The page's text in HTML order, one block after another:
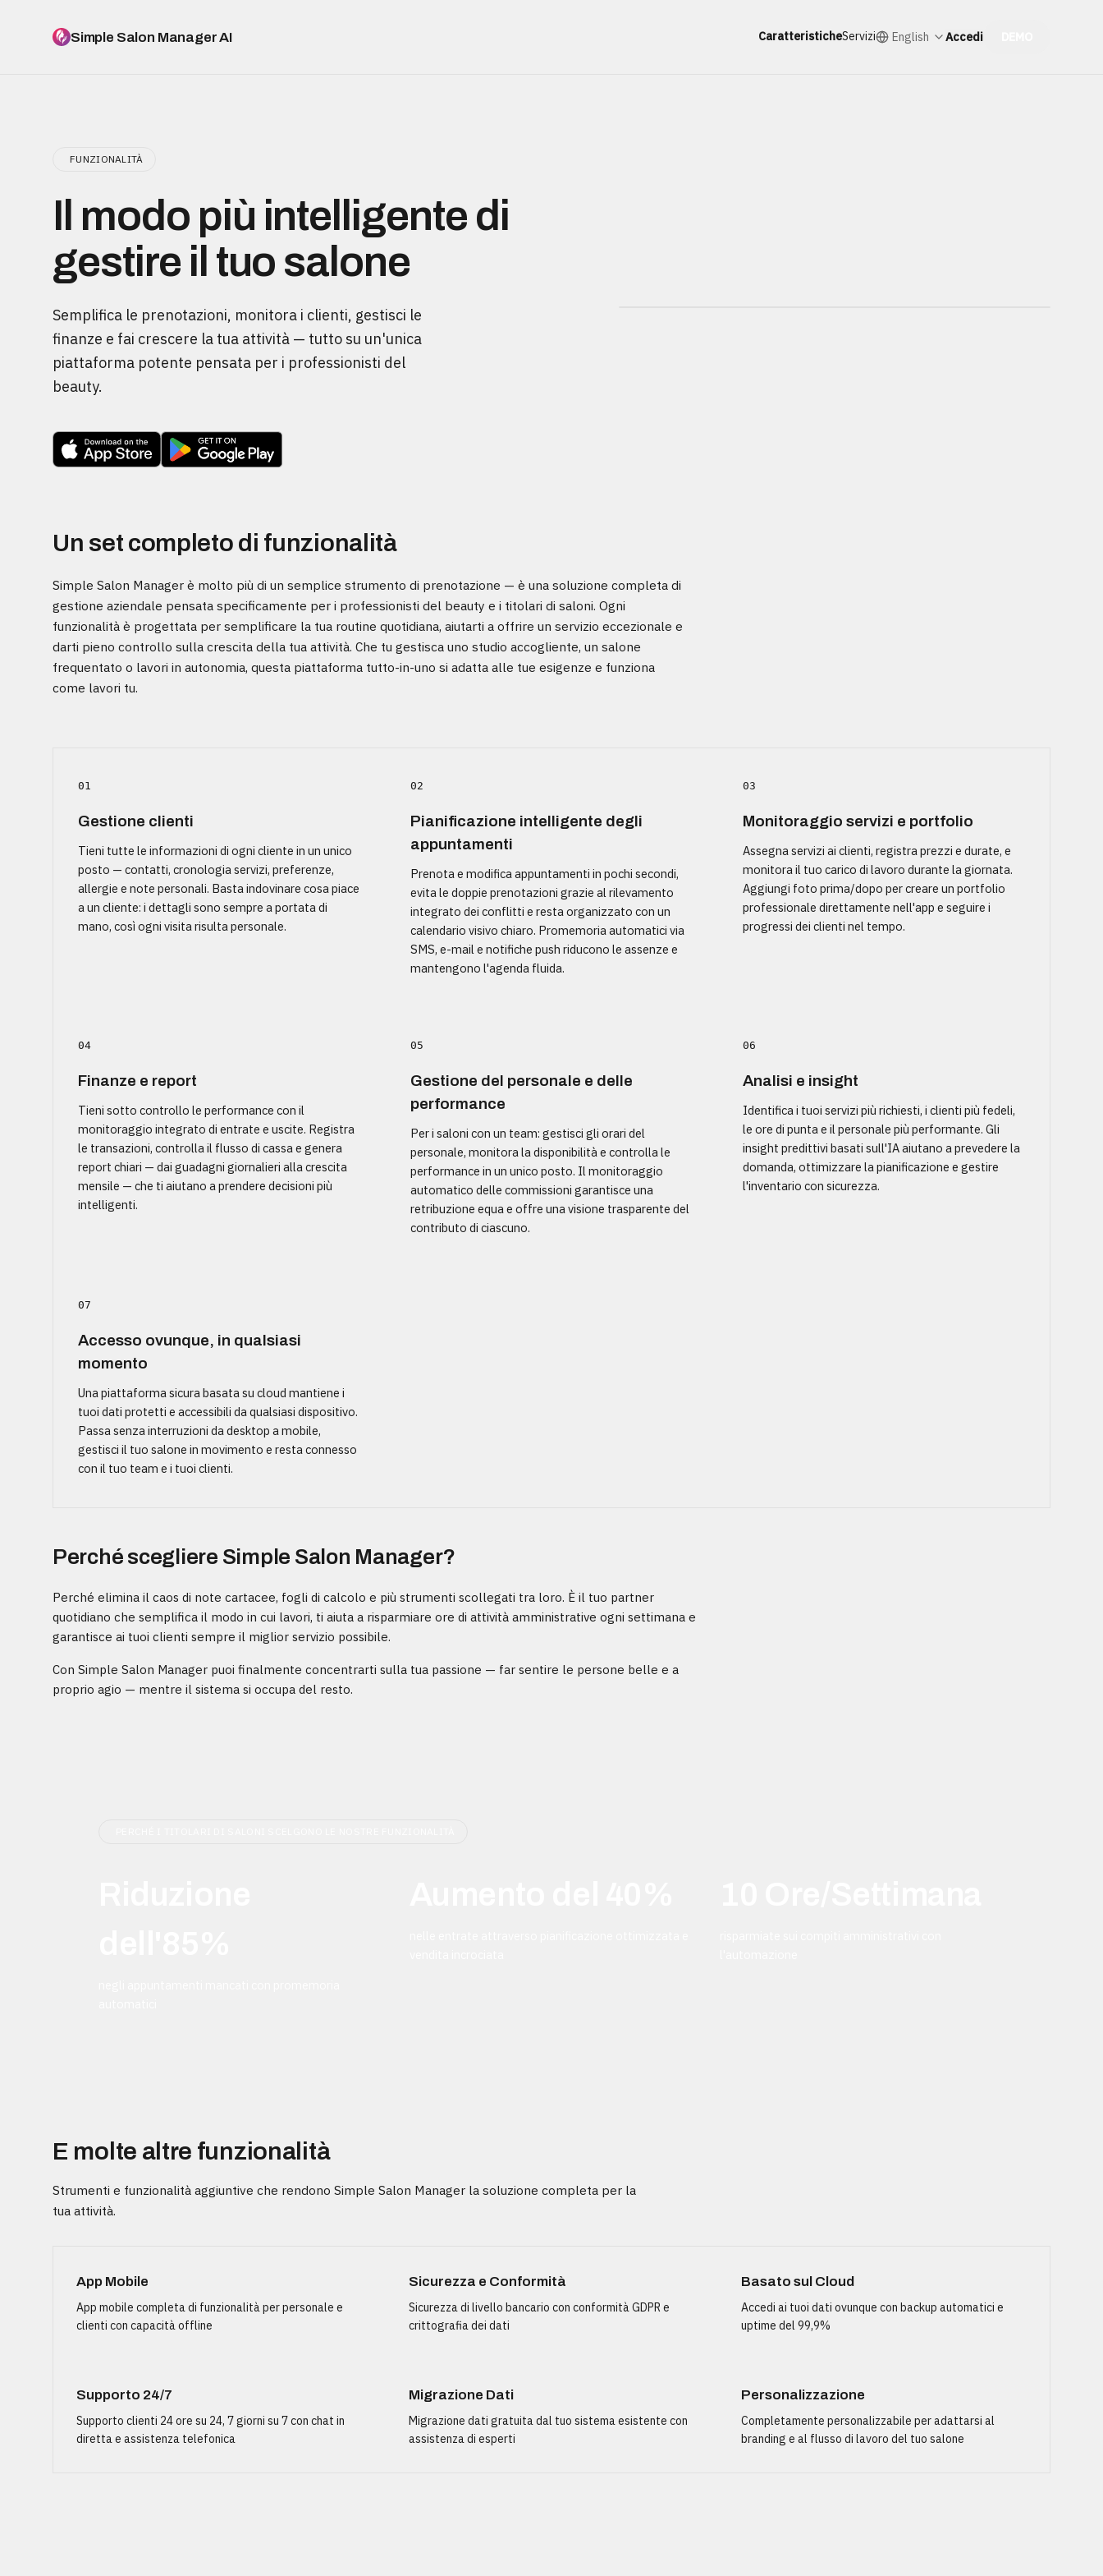
Simple Salon Manager AI CaratteristicheServizi English Accedi
FUNZIONALITÀ
Il modo più intelligente di
gestire il tuo salone
Semplifica le prenotazioni, monitora i clienti, gestisci le
finanze e fai crescere la tua attività — tutto su un'unica
piattaforma potente pensata per i professionisti del
beauty.
Un set completo di funzionalità
Simple Salon Manager è molto più di un semplice strumento di prenotazione — è una soluzione completa di
gestione aziendale pensata specificamente per i professionisti del beauty e i titolari di saloni. Ogni
funzionalità è progettata per semplificare la tua routine quotidiana, aiutarti a offrire un servizio eccezionale e
darti pieno controllo sulla crescita della tua attività. Che tu gestisca uno studio accogliente, un salone
frequentato o lavori in autonomia, questa piattaforma tutto-in-uno si adatta alle tue esigenze e funziona
come lavori tu.
01
Gestione clienti
Tieni tutte le informazioni di ogni cliente in un unico
posto — contatti, cronologia servizi, preferenze,
allergie e note personali. Basta indovinare cosa piace
a un cliente: i dettagli sono sempre a portata di
mano, così ogni visita risulta personale.
02
Pianificazione intelligente degli
appuntamenti
Prenota e modifica appuntamenti in pochi secondi,
evita le doppie prenotazioni grazie al rilevamento
integrato dei conflitti e resta organizzato con un
calendario visivo chiaro. Promemoria automatici via
SMS, e-mail e notifiche push riducono le assenze e
mantengono l'agenda fluida.
03
Monitoraggio servizi e portfolio
Assegna servizi ai clienti, registra prezzi e durate, e
monitora il tuo carico di lavoro durante la giornata.
Aggiungi foto prima/dopo per creare un portfolio
professionale direttamente nell'app e seguire i
progressi dei clienti nel tempo.
04
Finanze e report
Tieni sotto controllo le performance con il
monitoraggio integrato di entrate e uscite. Registra
le transazioni, controlla il flusso di cassa e genera
report chiari — dai guadagni giornalieri alla crescita
mensile — che ti aiutano a prendere decisioni più
intelligenti.
05
Gestione del personale e delle
performance
Per i saloni con un team: gestisci gli orari del
personale, monitora la disponibilità e controlla le
performance in un unico posto. Il monitoraggio
automatico delle commissioni garantisce una
retribuzione equa e offre una visione trasparente del
contributo di ciascuno.
06
Analisi e insight
Identifica i tuoi servizi più richiesti, i clienti più fedeli,
le ore di punta e il personale più performante. Gli
insight predittivi basati sull'IA aiutano a prevedere la
domanda, ottimizzare la pianificazione e gestire
l'inventario con sicurezza.
07
Accesso ovunque, in qualsiasi
momento
Una piattaforma sicura basata su cloud mantiene i
tuoi dati protetti e accessibili da qualsiasi dispositivo.
Passa senza interruzioni da desktop a mobile,
gestisci il tuo salone in movimento e resta connesso
con il tuo team e i tuoi clienti.
Perché scegliere Simple Salon Manager?
Perché elimina il caos di note cartacee, fogli di calcolo e più strumenti scollegati tra loro. È il tuo partner
quotidiano che semplifica il modo in cui lavori, ti aiuta a risparmiare ore di attività amministrative ogni settimana e
garantisce ai tuoi clienti sempre il miglior servizio possibile.
Con Simple Salon Manager puoi finalmente concentrarti sulla tua passione — far sentire le persone belle e a
proprio agio — mentre il sistema si occupa del resto.
E molte altre funzionalità
Strumenti e funzionalità aggiuntive che rendono Simple Salon Manager la soluzione completa per la
tua attività.
App Mobile
App mobile completa di funzionalità per personale e
clienti con capacità offline
Sicurezza e Conformità
Sicurezza di livello bancario con conformità GDPR e
crittografia dei dati
Basato sul Cloud
Accedi ai tuoi dati ovunque con backup automatici e
uptime del 99,9%
Supporto 24/7
Supporto clienti 24 ore su 24, 7 giorni su 7 con chat in
diretta e assistenza telefonica
Migrazione Dati
Migrazione dati gratuita dal tuo sistema esistente con
assistenza di esperti
Personalizzazione
Completamente personalizzabile per adattarsi al
branding e al flusso di lavoro del tuo salone